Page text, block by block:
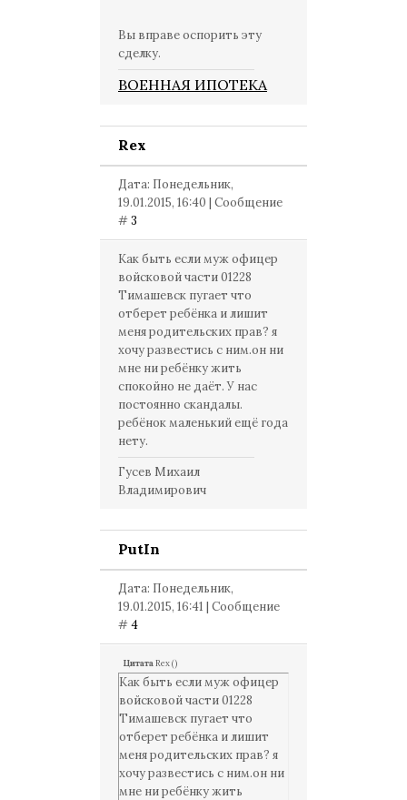
Вы вправе оспорить эту
сделку.
ВОЕННАЯ ИПОТЕКА
Rex
Дата: Понедельник,
19.01.2015, 16:40 | Сообщение
#3
Как быть если муж офицер
войсковой части 01228
Тимашевск пугает что
отберет ребёнка и лишит
меня родительских прав? я
хочу развестись с ним.он ни
мне ни ребёнку жить
спокойно не даёт. У нас
постоянно скандалы.
ребёнок маленький ещё года
нету.
Гусев Михаил
Владимирович
PutIn
Дата: Понедельник,
19.01.2015, 16:41 | Сообщение
#4
ЦитатаRex()
Как быть если муж офицер
войсковой части 01228
Тимашевск пугает что
отберет ребёнка и лишит
меня родительских прав? я
хочу развестись с ним.он ни
мне ни ребёнку жить